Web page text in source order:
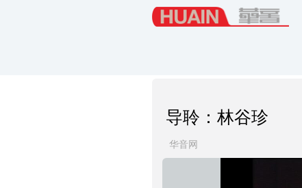
导聆：林谷珍
华音网